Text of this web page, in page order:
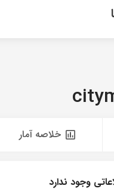
خلاصه آمار
وجود ندارد